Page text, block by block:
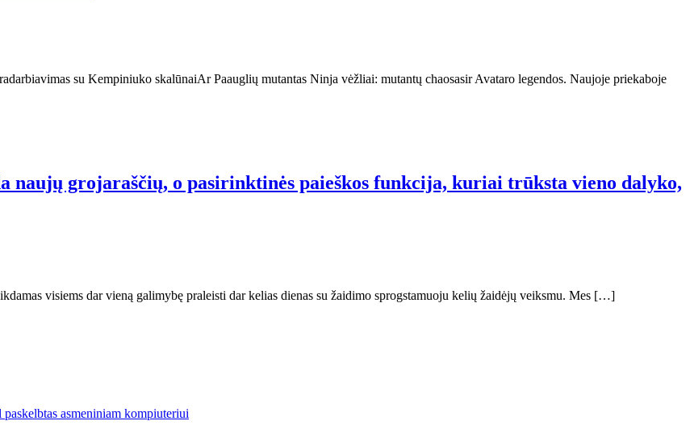
su Kempiniuko skalūnaiAr Paauglių mutantas Ninja vėžliai: mutantų chaosasir Avataro legendos. Naujoje priekaboje
naujų grojaraščių, o pasirinktinės paieškos funkcija, kuriai trūksta vieno dalyko,
visiems dar vieną galimybę praleisti dar kelias dienas su žaidimo sprogstamuoju kelių žaidėjų veiksmu. Mes […]
asmeniniam kompiuteriui